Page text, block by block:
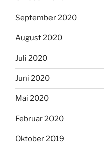
September 2020
August 2020
Juli 2020
Juni 2020
Mai 2020
Februar 2020
Oktober 2019